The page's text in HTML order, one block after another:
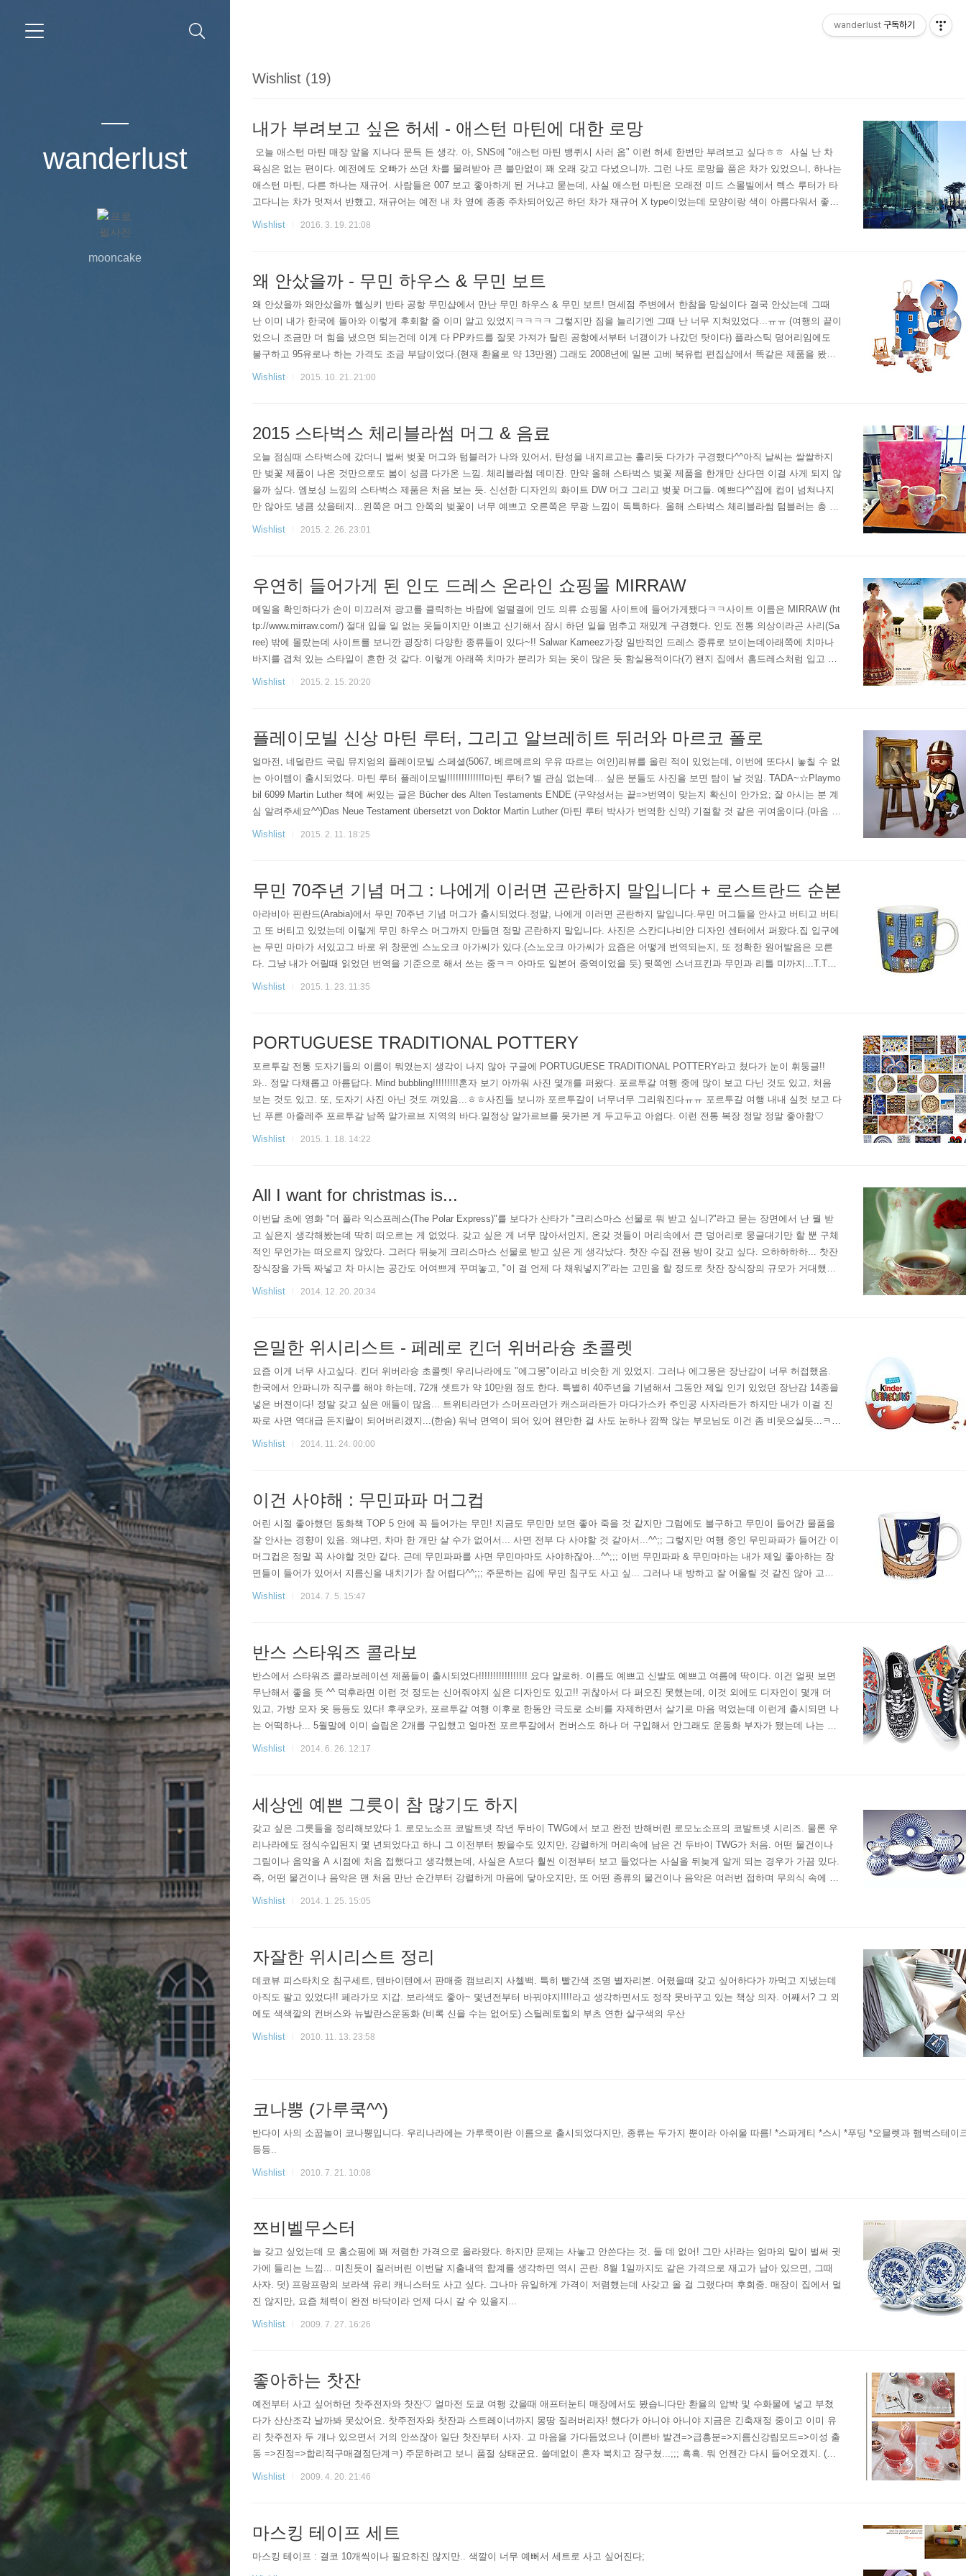
wanderlust
mooncake
Wishlist (19)
내가 부려보고 싶은 허세 - 애스턴 마틴에 대한 로망
​ 오늘 애스턴 마틴 매장 앞을 지나다 문득 든 생각. 아, SNS에 "애스턴 마틴 뱅퀴시 사러 옴" 이런 허세 한번만 부려보고 싶다ㅎㅎ ​ 사실 난 차
욕심은 없는 편이다. 예전에도 오빠가 쓰던 차를 물려받아 큰 불만없이 꽤 오래 갖고 다녔으니까. 그런 나도 로망을 품은 차가 있었으니, 하나는
애스턴 마틴, 다른 하나는 재규어. 사람들은 007 보고 좋아하게 된 거냐고 묻는데, 사실 애스턴 마틴은 오래전 미드 스몰빌에서 렉스 루터가 타
고다니는 차가 멋져서 반했고, 재규어는 예전 내 차 옆에 종종 주차되어있곤 하던 차가 재규어 X type이었는데 모양이랑 색이 아름다워서 좋아
하게 됐다. ​ 그리고 방금, 이 글에 사용할 애스턴 마틴 사진을 찾다 보게 된 이것!!!! Q by Aston Martin in ..
Wishlist 2016. 3. 19. 21:08
왜 안샀을까 - 무민 하우스 & 무민 보트
왜 안샀을까 왜안샀을까 헬싱키 반타 공항 무민샵에서 만난 무민 하우스 & 무민 보트! 면세점 주변에서 한참을 망설이다 결국 안샀는데 그때
난 이미 내가 한국에 돌아와 이렇게 후회할 줄 이미 알고 있었지ㅋㅋㅋㅋ 그렇지만 짐을 늘리기엔 그때 난 너무 지쳐있었다...ㅠㅠ (여행의 끝이
었으니 조금만 더 힘을 냈으면 되는건데 이게 다 PP카드를 잘못 가져가 탈린 공항에서부터 너갱이가 나갔던 탓이다) 플라스틱 덩어리임에도
불구하고 95유로나 하는 가격도 조금 부담이었다.(현재 환율로 약 13만원) 그래도 2008년에 일본 고베 북유럽 편집샵에서 똑같은 제품을 봤을
때 거의 20만원 가까이 해서 못샀으니 그거에 비함 참 저렴하긴 한건데. 또 한국 쇼핑몰에선 얼마나 하나 검색해봤더니 역시 20만원 정도해서
Wishlist 2015. 10. 21. 21:00
2015 스타벅스 체리블라썸 머그 & 음료
오늘 점심때 스타벅스에 갔더니 벌써 벚꽃 머그와 텀블러가 나와 있어서, 탄성을 내지르고는 홀리듯 다가가 구경했다^^아직 날씨는 쌀쌀하지
만 벚꽃 제품이 나온 것만으로도 봄이 성큼 다가온 느낌. 체리블라썸 데미잔. 만약 올해 스타벅스 벚꽃 제품을 한개만 산다면 이걸 사게 되지 않
을까 싶다. 엠보싱 느낌의 스타벅스 제품은 처음 보는 듯. 신선한 디자인의 화이트 DW 머그 그리고 벚꽃 머그들. 예쁘다^^집에 컵이 넘쳐나지
만 않아도 냉큼 샀을테지...왼쪽은 머그 안쪽의 벚꽃이 너무 예쁘고 오른쪽은 무광 느낌이 독특하다. 올해 스타벅스 체리블라썸 텀블러는 총 6
종, 그리고 콜드컵은 2종이 나왔다.예쁘긴 한데 텀블러와 콜드컵은 잘 쓰지 않아 패스.*보라색 콜드컵 사고 싶어서 계속 만지작 거리긴 했지만
Wishlist 2015. 2. 26. 23:01
우연히 들어가게 된 인도 드레스 온라인 쇼핑몰 MIRRAW
메일을 확인하다가 손이 미끄러져 광고를 클릭하는 바람에 얼떨결에 인도 의류 쇼핑몰 사이트에 들어가게됐다ㅋㅋ사이트 이름은 MIRRAW (ht
tp://www.mirraw.com/) 절대 입을 일 없는 옷들이지만 이쁘고 신기해서 잠시 하던 일을 멈추고 재밌게 구경했다. 인도 전통 의상이라곤 사리(Sa
ree) 밖에 몰랐는데 사이트를 보니깐 굉장히 다양한 종류들이 있다~!! Salwar Kameez가장 일반적인 드레스 종류로 보이는데아래쪽에 치마나
바지를 겹쳐 있는 스타일이 흔한 것 같다. 이렇게 아래쪽 치마가 분리가 되는 옷이 많은 듯 함실용적이다(?) 왠지 집에서 홈드레스처럼 입고 사
부작사부작 거리고 싶어지는 드레스! 평생 입을 일 없는 옷들이지만내가 입으면 화려한 게 아니라 촌스러움의 극치를 달리겠지만(ㅠㅠ..
Wishlist 2015. 2. 15. 20:20
플레이모빌 신상 마틴 루터, 그리고 알브레히트 뒤러와 마르코 폴로
얼마전, 네덜란드 국립 뮤지엄의 플레이모빌 스페셜(5067, 베르메르의 우유 따르는 여인)리뷰를 올린 적이 있었는데, 이번에 또다시 놓칠 수 없
는 아이템이 출시되었다. 마틴 루터 플레이모빌!!!!!!!!!!!!!마틴 루터? 별 관심 없는데... 싶은 분들도 사진을 보면 탐이 날 것임. TADA~☆Playmo
bil 6099 Martin Luther 책에 써있는 글은 Bücher des Alten Testaments ENDE (구약성서는 끝=>번역이 맞는지 확신이 안가요; 잘 아시는 분 계
심 알려주세요^^)Das Neue Testament übersetzt von Doktor Martin Luther (마틴 루터 박사가 번역한 신약) 기절할 것 같은 귀여움이다.(마음 한
켠에선 아무리 플레이모빌이라고 해도 마..
Wishlist 2015. 2. 11. 18:25
무민 70주년 기념 머그 : 나에게 이러면 곤란하지 말입니다 + 로스트란드 순본
아라비아 핀란드(Arabia)에서 무민 70주년 기념 머그가 출시되었다.정말, 나에게 이러면 곤란하지 말입니다.무민 머그들을 안사고 버티고 버티
고 또 버티고 있었는데 이렇게 무민 하우스 머그까지 만들면 정말 곤란하지 말입니다. 사진은 스칸디나비안 디자인 센터에서 퍼왔다.집 입구에
는 무민 마마가 서있고그 바로 위 창문엔 스노오크 아가씨가 있다.(스노오크 아가씨가 요즘은 어떻게 번역되는지, 또 정확한 원어발음은 모른
다. 그냥 내가 어릴때 읽었던 번역을 기준으로 해서 쓰는 중ㅋㅋ 아마도 일본어 중역이었을 듯) 뒷쪽엔 스너프킨과 무민과 리틀 미까지...T.T이
거 안살수가 없잖아요. 근데 기왕 배송비 $19 들여 스칸디나비안 디자인센터에서 직구를 하려면 머그 하나만 달랑 살 수가 있나전부터 사려고
Wishlist 2015. 1. 23. 11:35
PORTUGUESE TRADITIONAL POTTERY
포르투갈 전통 도자기들의 이름이 뭐였는지 생각이 나지 않아 구글에 PORTUGUESE TRADITIONAL POTTERY라고 쳤다가 눈이 휘둥글!!
와.. 정말 다채롭고 아름답다. Mind bubbling!!!!!!!!!혼자 보기 아까워 사진 몇개를 퍼왔다. 포르투갈 여행 중에 많이 보고 다닌 것도 있고, 처음
보는 것도 있고. 또, 도자기 사진 아닌 것도 껴있음...ㅎㅎ사진들 보니까 포르투갈이 너무너무 그리워진다ㅠㅠ 포르투갈 여행 내내 실컷 보고 다
닌 푸른 아줄레주 포르투갈 남쪽 알가르브 지역의 바다.일정상 알가르브를 못가본 게 두고두고 아쉽다. 이런 전통 복장 정말 정말 좋아함♡
Wishlist 2015. 1. 18. 14:22
All I want for christmas is...
이번달 초에 영화 "더 폴라 익스프레스(The Polar Express)"를 보다가 산타가 "크리스마스 선물로 뭐 받고 싶니?"라고 묻는 장면에서 난 뭘 받
고 싶은지 생각해봤는데 딱히 떠오르는 게 없었다. 갖고 싶은 게 너무 많아서인지, 온갖 것들이 머리속에서 큰 덩어리로 뭉글대기만 할 뿐 구체
적인 무언가는 떠오르지 않았다. 그러다 뒤늦게 크리스마스 선물로 받고 싶은 게 생각났다. 찻잔 수집 전용 방이 갖고 싶다. 으하하하하... 찻잔
장식장을 가득 짜넣고 차 마시는 공간도 어여쁘게 꾸며놓고, "이 걸 언제 다 채워넣지?"라는 고민을 할 정도로 찻잔 장식장의 규모가 거대했으
면 좋겠다. 최소한 벽의 두면을 차지하고 있다던가 하는 정도로. 그릇의 세계는 아무리 파도 새로운 것, 예쁜 것들이 자꾸 튀어나온다...
Wishlist 2014. 12. 20. 20:34
은밀한 위시리스트 - 페레로 킨더 위버라슝 초콜렛
요즘 이게 너무 사고싶다. 킨더 위버라슝 초콜렛! 우리나라에도 "에그몽"이라고 비슷한 게 있었지. 그러나 에그몽은 장난감이 너무 허접했음.
한국에서 안파니까 직구를 해야 하는데, 72개 셋트가 약 10만원 정도 한다. 특별히 40주년을 기념해서 그동안 제일 인기 있었던 장난감 14종을
넣은 버젼이다! 정말 갖고 싶은 애들이 많음... 트위티라던가 스머프라던가 캐스퍼라든가 마다가스카 주인공 사자라든가 하지만 내가 이걸 진
짜로 사면 역대급 돈지랄이 되어버리겠지...(한숨) 워낙 면역이 되어 있어 왠만한 걸 사도 눈하나 깜짝 않는 부모님도 이건 좀 비웃으실듯...ㅋㅋ
ㅋ 아참, 그동안 늘 궁금했던 게 "페레로(로쉐)"는 이탈리아 회사 같은데 왜 주력제품은 독일어 제품명이 제일 유명하지?였는데 이탈리아 회사
Wishlist 2014. 11. 24. 00:00
이건 사야해 : 무민파파 머그컵
어린 시절 좋아했던 동화책 TOP 5 안에 꼭 들어가는 무민! 지금도 무민만 보면 좋아 죽을 것 같지만 그럼에도 불구하고 무민이 들어간 물품을
잘 안사는 경향이 있음. 왜냐면, 차마 한 개만 살 수가 없어서... 사면 전부 다 사야할 것 같아서...^^;; 그렇지만 여행 중인 무민파파가 들어간 이
머그컵은 정말 꼭 사야할 것만 같다. 근데 무민파파를 사면 무민마마도 사야하잖아...^^;;; 이번 무민파파 & 무민마마는 내가 제일 좋아하는 장
면들이 들어가 있어서 지름신을 내치기가 참 어렵다^^;;; 주문하는 김에 무민 침구도 사고 싶... 그러나 내 방하고 잘 어울릴 것 같진 않아 고민
중...^^;;;
Wishlist 2014. 7. 5. 15:47
반스 스타워즈 콜라보
반스에서 스타워즈 콜라보레이션 제품들이 출시되었다!!!!!!!!!!!!!!!!! 요다 알로하. 이름도 예쁘고 신발도 예쁘고 여름에 딱이다. 이건 얼핏 보면
무난해서 좋을 듯 ^^ 덕후라면 이런 것 정도는 신어줘야지 싶은 디자인도 있고!! 귀찮아서 다 퍼오진 못했는데, 이것 외에도 디자인이 몇개 더
있고, 가방 모자 옷 등등도 있다! 후쿠오카, 포르투갈 여행 이후로 한동안 극도로 소비를 자제하면서 살기로 마음 먹었는데 이런게 출시되면 나
는 어떡하나... 5월말에 이미 슬립온 2개를 구입했고 얼마전 포르투갈에서 컨버스도 하나 더 구입해서 안그래도 운동화 부자가 됐는데 나는 어
떡하나... 막상 평소엔 운동화 신을 일이 많지 않은데 나는 어떡하나... 이렇게 고민하다 품절되면 나는 또 어떡하나...ㅋㅋㅋㅋㅋㅋㅋ
Wishlist 2014. 6. 26. 12:17
세상엔 예쁜 그릇이 참 많기도 하지
갖고 싶은 그릇들을 정리해보았다 1. 로모노소프 코발트넷 작년 두바이 TWG에서 보고 완전 반해버린 로모노소프의 코발트넷 시리즈. 물론 우
리나라에도 정식수입된지 몇 년되었다고 하니 그 이전부터 봤을수도 있지만, 강렬하게 머리속에 남은 건 두바이 TWG가 처음. 어떤 물건이나
그림이나 음악을 A 시점에 처음 접했다고 생각했는데, 사실은 A보다 훨씬 이전부터 보고 들었다는 사실을 뒤늦게 알게 되는 경우가 가끔 있다.
즉, 어떤 물건이나 음악은 맨 처음 만난 순간부터 강렬하게 마음에 닿아오지만, 또 어떤 종류의 물건이나 음악은 여러번 접하며 무의식 속에 계
속 축적되다가 어느 시점에서야 좋아하게 되는 경우가 종종 있는 것 같다. 아무튼간에. 로모노소프. 코발트넷이 제일 좋고, 그외 다른 제품들도
Wishlist 2014. 1. 25. 15:05
자잘한 위시리스트 정리
데코뷰 피스타치오 침구세트, 텐바이텐에서 판매중 캠브리지 사첼백. 특히 빨간색 조명 별자리본. 어렸을때 갖고 싶어하다가 까먹고 지냈는데
아직도 팔고 있었다!! 페라가모 지갑. 보라색도 좋아~ 몇년전부터 바꿔야지!!!!라고 생각하면서도 정작 못바꾸고 있는 책상 의자. 어째서? 그 외
에도 색색깔의 컨버스와 뉴발란스운동화 (비록 신을 수는 없어도) 스틸레토힐의 부츠 연한 살구색의 우산
Wishlist 2010. 11. 13. 23:58
코나뿡 (가루쿡^^)
반다이 사의 소꿉놀이 코나뿡입니다. 우리나라에는 가루쿡이란 이름으로 출시되었다지만, 종류는 두가지 뿐이라 아쉬울 따름! *스파게티 *스시 *푸딩 *오믈렛과 햄벅스테이
등등..
Wishlist 2010. 7. 21. 10:08
쯔비벨무스터
늘 갖고 싶었는데 모 홈쇼핑에 꽤 저렴한 가격으로 올라왔다. 하지만 문제는 사놓고 안쓴다는 것. 둘 데 없어! 그만 사!라는 엄마의 말이 벌써 귓
가에 들리는 느낌... 미친듯이 질러버린 이번달 지출내역 합계를 생각하면 역시 곤란. 8월 1일까지도 같은 가격으로 재고가 남아 있으면, 그때
사자. 덧) 프랑프랑의 보라색 유리 캐니스터도 사고 싶다. 그나마 유일하게 가격이 저렴했는데 사갖고 올 걸 그랬다며 후회중. 매장이 집에서 멀
진 않지만, 요즘 체력이 완전 바닥이라 언제 다시 갈 수 있을지...
Wishlist 2009. 7. 27. 16:26
좋아하는 찻잔
예전부터 사고 싶어하던 찻주전자와 찻잔♡ 얼마전 도쿄 여행 갔을때 애프터눈티 매장에서도 봤습니다만 환율의 압박 및 수화물에 넣고 부쳤
다가 산산조각 날까봐 못샀어요. 찻주전자와 찻잔과 스트레이너까지 몽땅 질러버리자! 했다가 아니야 아니야 지금은 긴축재정 중이고 이미 유
리 찻주전자 두 개나 있으면서 거의 안쓰잖아 일단 찻잔부터 사자. 고 마음을 가다듬었으나 (이른바 발견=>급흥분=>지름신강림모드=>이성 출
동 =>진정=>합리적구매결정단계ㅋ) 주문하려고 보니 품절 상태군요. 쓸데없이 혼자 북치고 장구쳤...;;; 흑흑. 뭐 언젠간 다시 들어오겠지. (정
말?) 그나저나 이 사이트, 예쁜 물건들이 많이 있네요^-^ http://www.sim-a.co.kr/
Wishlist 2009. 4. 20. 21:46
마스킹 테이프 세트
마스킹 테이프 : 결코 10개씩이나 필요하진 않지만.. 색깔이 너무 예뻐서 세트로 사고 싶어진다;
wanderlust 구독하기